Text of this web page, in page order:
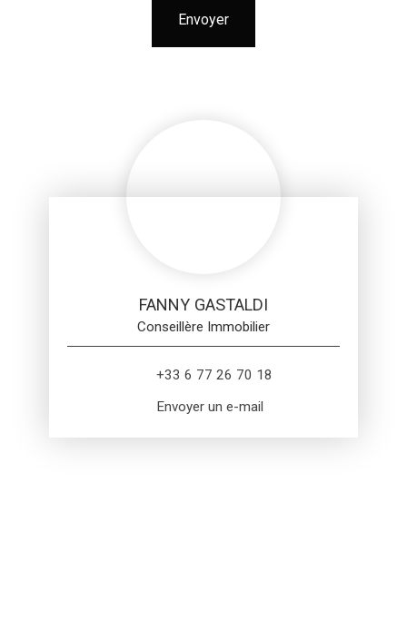
Envoyer
FANNY GASTALDI
Conseillère Immobilier
+33 6 77 26 70 18
Envoyer un e-mail